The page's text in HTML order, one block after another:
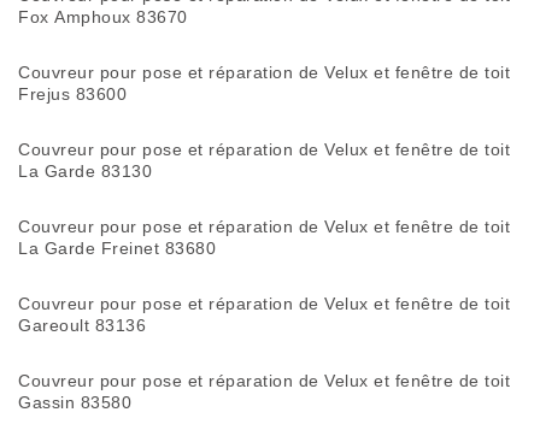
Fox Amphoux 83670
Couvreur pour pose et réparation de Velux et fenêtre de toit
Frejus 83600
Couvreur pour pose et réparation de Velux et fenêtre de toit
La Garde 83130
Couvreur pour pose et réparation de Velux et fenêtre de toit
La Garde Freinet 83680
Couvreur pour pose et réparation de Velux et fenêtre de toit
Gareoult 83136
Couvreur pour pose et réparation de Velux et fenêtre de toit
Gassin 83580